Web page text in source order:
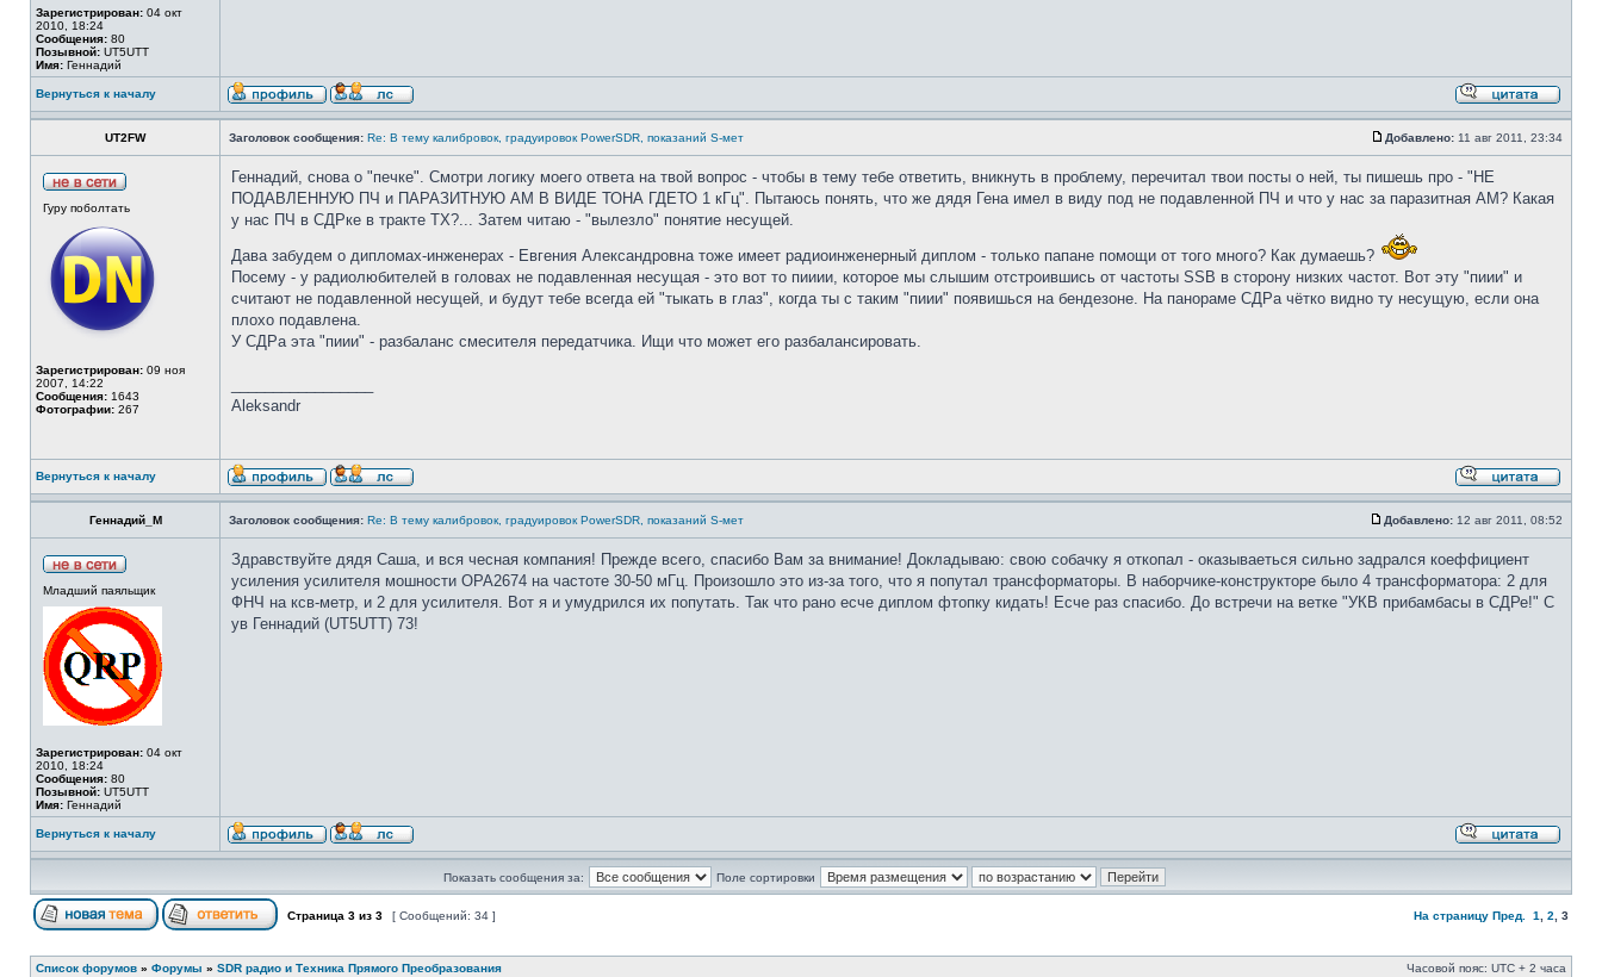
Зарегистрирован: 04 окт
2010, 18:24
Сообщения: 80
Позывной: UT5UTT
Имя: Геннадий
Вернуться к началу
UT2FW Заголовок сообщения: Re: В тему калибровок, градуировок PowerSDR, показаний S-мет Добавлено: 11 авг 2011, 23:34
Гуру поболтать
Зарегистрирован: 09 ноя
2007, 14:22
Сообщения: 1643
Фотографии: 267
Геннадий, снова о "печке". Смотри логику моего ответа на твой вопрос - чтобы в тему тебе ответить, вникнуть в проблему, перечитал твои посты о ней, ты пишешь про - "НЕ
ПОДАВЛЕННУЮ ПЧ и ПАРАЗИТНУЮ АМ В ВИДЕ ТОНА ГДЕТО 1 кГц". Пытаюсь понять, что же дядя Гена имел в виду под не подавленной ПЧ и что у нас за паразитная АМ? Какая
у нас ПЧ в СДРке в тракте ТХ?... Затем читаю - "вылезло" понятие несущей.
Дава забудем о дипломах-инженерах - Евгения Александровна тоже имеет радиоинженерный диплом - только папане помощи от того много? Как думаешь?
Посему - у радиолюбителей в головах не подавленная несущая - это вот то пииии, которое мы слышим отстроившись от частоты SSB в сторону низких частот. Вот эту "пиии" и
считают не подавленной несущей, и будут тебе всегда ей "тыкать в глаз", когда ты с таким "пиии" появишься на бендезоне. На панораме СДРа чётко видно ту несущую, если она
плохо подавлена.
У СДРа эта "пиии" - разбаланс смесителя передатчика. Ищи что может его разбалансировать.
Aleksandr
Вернуться к началу
Геннадий_М Заголовок сообщения: Re: В тему калибровок, градуировок PowerSDR, показаний S-мет Добавлено: 12 авг 2011, 08:52
Младший паяльщик
Зарегистрирован: 04 окт
2010, 18:24
Сообщения: 80
Позывной: UT5UTT
Имя: Геннадий
Здравствуйте дядя Саша, и вся чесная компания! Прежде всего, спасибо Вам за внимание! Докладываю: свою собачку я откопал - оказываеться сильно задрался коеффициент
усиления усилителя мошности OPA2674 на частоте 30-50 мГц. Произошло это из-за того, что я попутал трансформаторы. В наборчике-конструкторе было 4 трансформатора: 2 для
ФНЧ на ксв-метр, и 2 для усилителя. Вот я и умудрился их попутать. Так что рано есче диплом фтопку кидать! Есче раз спасибо. До встречи на ветке "УКВ прибамбасы в СДРе!" С
ув Геннадий (UT5UTT) 73!
Вернуться к началу
Показать сообщения за: Поле сортировки
Страница 3 из 3 [ Сообщений: 34 ] На страницу Пред. 1 2 3
Список форумов » Форумы » SDR радио и Техника Прямого Преобразования Часовой пояс: UTC + 2 часа